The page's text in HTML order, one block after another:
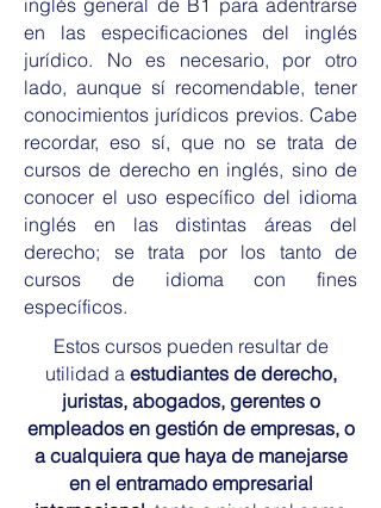
inglés general de B1 para adentrarse
en las especificaciones del inglés
jurídico. No es necesario, por otro
lado, aunque sí recomendable, tener
conocimientos jurídicos previos. Cabe
recordar, eso sí, que no se trata de
cursos de derecho en inglés, sino de
conocer el uso específico del idioma
inglés en las distintas áreas del
derecho; se trata por los tanto de
cursos de idioma con fines
específicos.
Estos cursos pueden resultar de
utilidad a estudiantes de derecho,
juristas, abogados, gerentes o
empleados en gestión de empresas, o
a cualquiera que haya de manejarse
en el entramado empresarial